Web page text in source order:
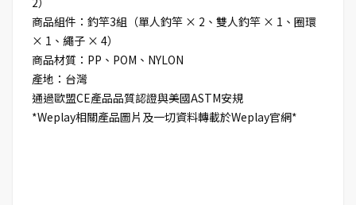
商品組件：釣竿3組（單人釣竿 × 2、雙人釣竿 × 1、圈環
× 1、繩子 × 4）
商品材質：PP、POM、NYLON
產地：台灣
通過歐盟CE產品品質認證與美國ASTM安規
*Weplay相關產品圖片及一切資料轉載於Weplay官網*